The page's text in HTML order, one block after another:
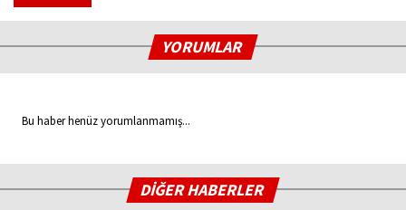
YORUMLAR
Bu haber henüz yorumlanmamış...
DİĞER HABERLER